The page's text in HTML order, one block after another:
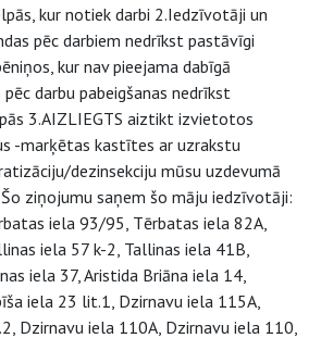
kur notiek darbi 2.Iedzīvotāji un
pēc darbiem nedrīkst pastāvīgi
kur nav pieejama dabīgā
darbu pabeigšanas nedrīkst
3.AIZLIEGTS aiztikt izvietotos
-marķētas kastītes ar uzrakstu
dezinsekciju mūsu uzdevumā
Šo ziņojumu saņem šo māju iedzīvotāji:
iela 93/95, Tērbatas iela 82A,
iela 57 k-2, Tallinas iela 41B,
iela 37, Aristida Briāna iela 14,
iela 23 lit.1, Dzirnavu iela 115A,
Dzirnavu iela 110A, Dzirnavu iela 110,